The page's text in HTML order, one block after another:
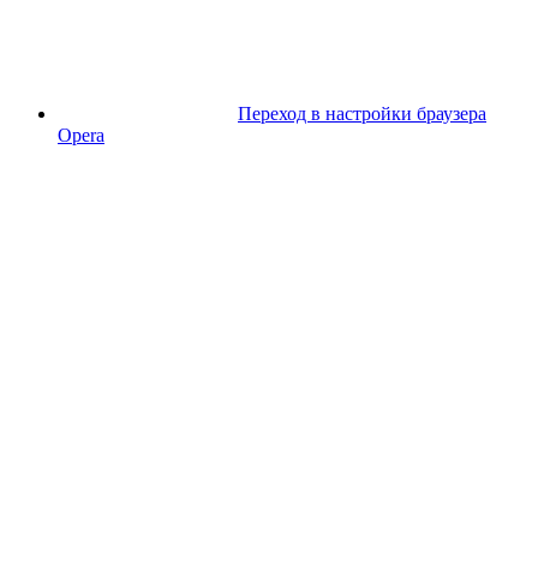
Переход в настройки браузера
Opera